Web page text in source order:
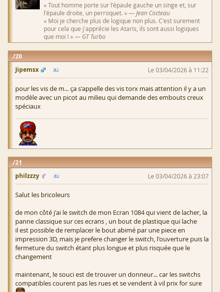
« Tout homme porte sur l'épaule gauche un singe et, sur
l'épaule droite, un perroquet. » — Jean Cocteau
« Moi je cherche plus de logique non plus. C'est surement
pour cela que j'apprécie les Ataris, ils sont aussi logiques
que moi ! » — GT Turbo
20
Jipemsx
Le 03/04/2026 à 11:22
pour les vis de m... ça s'appelle des vis torx mais attention il y a un
modèle avec un picot au milieu qui demande des embouts creux
spéciaux
21
philzzzy
Le 03/04/2026 à 23:07
Salut les bricoleurs
de mon côté j'ai le switch de mon Ecran 1084 qui vient de lacher, la
panne classique sur ces ecrans , un bout de plastique qui lache
il est possible de remplacer le bout abimé par une piece en
impression 3D, mais je prefere changer le switch, l'ouverture puis la
fermeture du switch étant plus longue et plus risquée que le
changement
maintenant, le souci est de trouver un donneur... car les switchs
compatibles courent pas les rues et se vendent à vil prix for sure